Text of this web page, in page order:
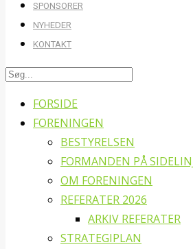
SPONSORER
NYHEDER
KONTAKT
FORSIDE
FORENINGEN
BESTYRELSEN
FORMANDEN PÅ
OM FORENINGEN
REFERATER 2026
ARKIV REFERATER
STRATEGIPLAN